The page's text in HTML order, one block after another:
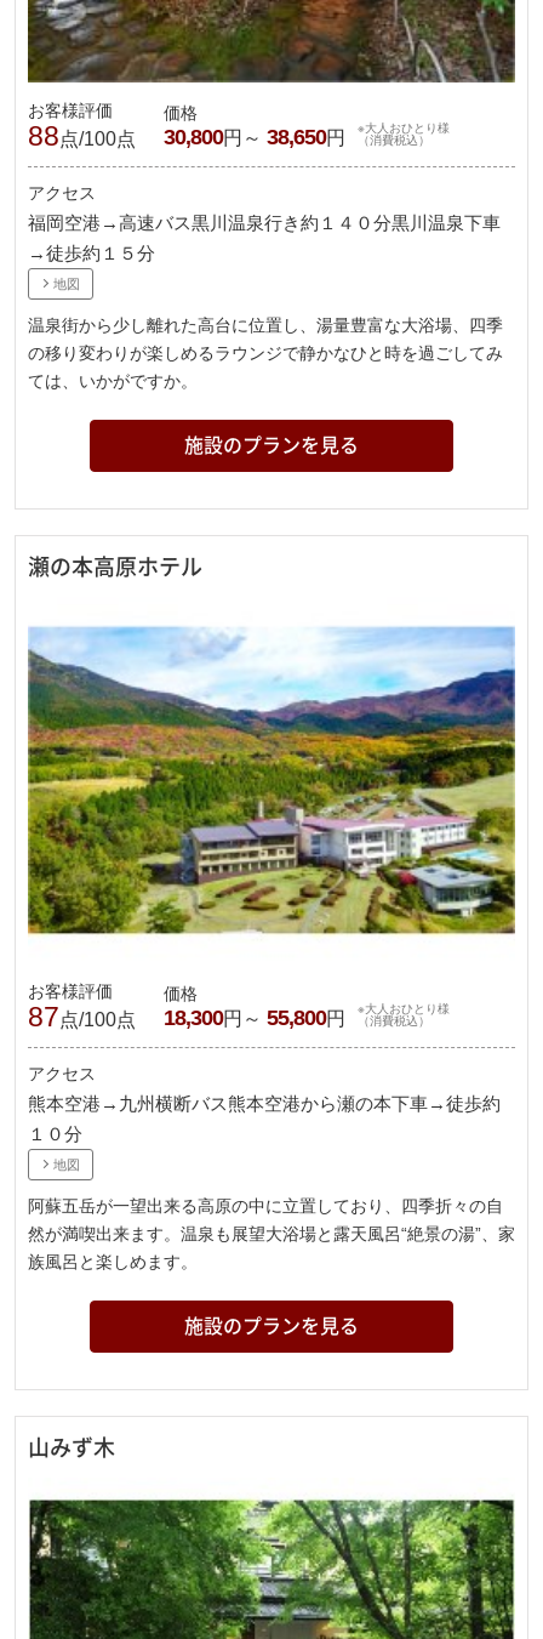
お客様評価
88点/100点
価格
30,800円～ 38,650円
※大人おひとり様
（消費税込）
アクセス
福岡空港→高速バス黒川温泉行き約１４０分黒川温泉下車
→徒歩約１５分
地図
温泉街から少し離れた高台に位置し、湯量豊富な大浴場、四季
の移り変わりが楽しめるラウンジで静かなひと時を過ごしてみ
ては、いかがですか。
施設のプランを見る
瀬の本高原ホテル
お客様評価
87点/100点
価格
18,300円～ 55,800円
※大人おひとり様
（消費税込）
アクセス
熊本空港→九州横断バス熊本空港から瀬の本下車→徒歩約
１０分
地図
阿蘇五岳が一望出来る高原の中に立置しており、四季折々の自
然が満喫出来ます。温泉も展望大浴場と露天風呂“絶景の湯”、家
族風呂と楽しめます。
施設のプランを見る
山みず木